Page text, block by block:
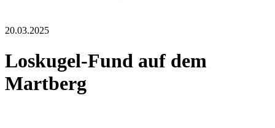
20.03.2025
Loskugel-Fund auf dem
Martberg